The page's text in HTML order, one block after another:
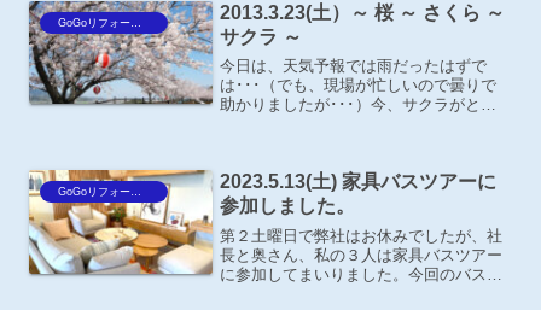
2013.3.23(土）～ 桜 ～ さくら ～
サクラ ～
今日は、天気予報では雨だったはずで
は･･･（でも、現場が忙しいので曇りで
助かりましたが･･･）今、サクラがとて
ではないでしょうか？先...
GoGoリフォーム王Blog
2023.5.13(土) 家具バスツアーに
参加しました。
第２土曜日で弊社はお休みでしたが、社
長と奥さん、私の３人は家具バスツアー
に参加してまいりました。今回のバスツ